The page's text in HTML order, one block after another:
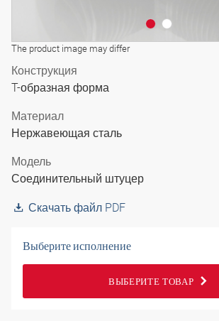
The product image may differ
Конструкция
T-образная форма
Материал
Нержавеющая сталь
Модель
Соединительный штуцер
Скачать файл PDF
Выберите исполнение
ВЫБЕРИТЕ ТОВАР